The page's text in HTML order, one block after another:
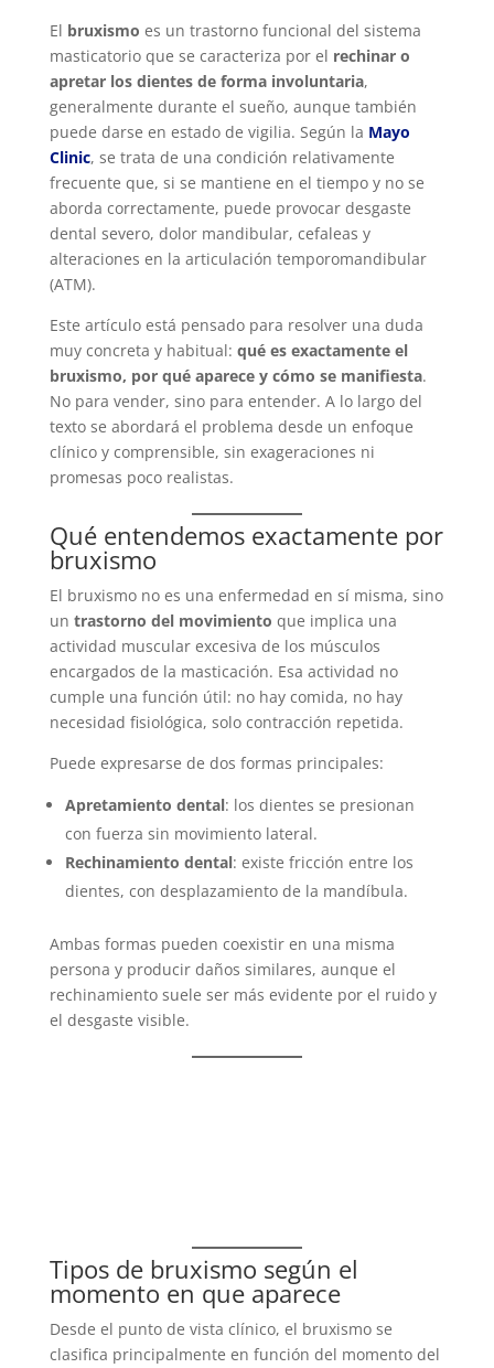
El bruxismo es un trastorno funcional del sistema
masticatorio que se caracteriza por el rechinar o
apretar los dientes de forma involuntaria,
generalmente durante el sueño, aunque también
puede darse en estado de vigilia. Según la Mayo
Clinic, se trata de una condición relativamente
frecuente que, si se mantiene en el tiempo y no se
aborda correctamente, puede provocar desgaste
dental severo, dolor mandibular, cefaleas y
alteraciones en la articulación temporomandibular
(ATM).
Este artículo está pensado para resolver una duda
muy concreta y habitual: qué es exactamente el
bruxismo, por qué aparece y cómo se manifiesta.
No para vender, sino para entender. A lo largo del
texto se abordará el problema desde un enfoque
clínico y comprensible, sin exageraciones ni
promesas poco realistas.
Qué entendemos exactamente por
bruxismo
El bruxismo no es una enfermedad en sí misma, sino
un trastorno del movimiento que implica una
actividad muscular excesiva de los músculos
encargados de la masticación. Esa actividad no
cumple una función útil: no hay comida, no hay
necesidad fisiológica, solo contracción repetida.
Puede expresarse de dos formas principales:
Apretamiento dental: los dientes se presionan
con fuerza sin movimiento lateral.
Rechinamiento dental: existe fricción entre los
dientes, con desplazamiento de la mandíbula.
Ambas formas pueden coexistir en una misma
persona y producir daños similares, aunque el
rechinamiento suele ser más evidente por el ruido y
el desgaste visible.
Tipos de bruxismo según el
momento en que aparece
Desde el punto de vista clínico, el bruxismo se
clasifica principalmente en función del momento del